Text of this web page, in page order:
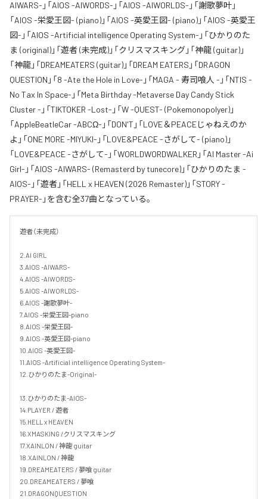
AIWARS-」「AIOS -AIWORDS-」「AIOS -AIWORLDS-」「謝歌夢叶」
「AIOS -栄愛王図- (piano)」「AIOS -英愛王図- (piano)」「AIOS -英愛王
図-」「AIOS -Artificial intelligence Operating System-」「ひかりのた
ま (original)」「遊者 (未完成)」「クリスマスキング」「神龍 (guitar)」
「神龍」「DREAMEATERS (guitar)」「DREAM EATERS」「DRAGON
QUESTION」「8 -Ate the Hole in Love-」「MAGA - 寿司喰人 -」「NTIS -
No Tax In Space-」「Meta Birthday -Metaverse Day Candy Stick
Cluster -」「TIKTOKER -Lost-」「W -QUEST- (Pokemonopolyer)」
「AppleBeatleCar -ABCΩ-」「DON'T」「LOVE＆PEACEじゃねえのか
よ」「ONE MORE -MIYUKI-」「LOVE&PEACE -さがして- (piano)」
「LOVE&PEACE -さがして-」「WORLDWORDWALKER」「AI Master -Ai
Girl-」「AIOS -AIWARS- (Remasterd by tunecore)」「ひかりのたま -
AIOS-」「遊者」「HELL x HEAVEN (2026 Remaster)」「STORY -
PRAYER-」を含む全37曲となっている。
遊者（未完成）
2.AI GIRL
3.AIOS -AIWARS-
4.AIOS -AIWORDS-
5.AIOS -AIWORLDS-
6.AIOS -謝歌夢叶-
7.AIOS -栄愛王図-piano
8.AIOS -栄愛王図-
9.AIOS -英愛王図-piano
10.AIOS -英愛王図-
11.AIOS -Artificial intelligence Operating System-
12.ひかりのたま-Original-
13.ひかりのたま-AIOS-
14.PLAYER / 遊者
15.HELL x HEAVEN
16.XMASKING /クリスマスキング
17.XAINLON / 神龍 guitar
18.XAINLON / 神龍
19.DREAMEATERS / 夢喰 guitar
20.DREAMEATERS / 夢喰
21.DRAGONQUESTION